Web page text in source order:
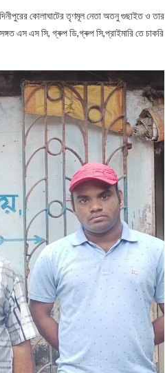
কোলাঘাটের তৃণমূল নেতা অতনু গুছাইত ও তার
এস এস সি, গ্ৰুপ ডি,গ্ৰুপ সি,প্রাইমারি তে চাকরি